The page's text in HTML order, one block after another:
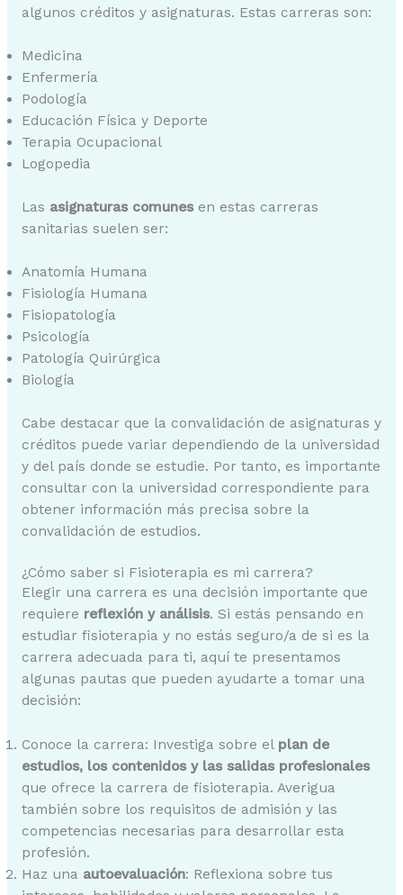
algunos créditos y asignaturas. Estas carreras son:
Medicina
Enfermería
Podología
Educación Física y Deporte
Terapia Ocupacional
Logopedia
Las asignaturas comunesen estas carreras
sanitarias suelen ser:
Anatomía Humana
Fisiología Humana
Fisiopatología
Psicología
Patología Quirúrgica
Biología
Cabe destacar que la convalidación de asignaturas y
créditos puede variar dependiendo de la universidad
y del país donde se estudie. Por tanto, es importante
consultar con la universidad correspondiente para
obtener información más precisa sobre la
convalidación de estudios.
¿Cómo saber si Fisioterapia es mi carrera?
Elegir una carrera es una decisión importante que
requiere reflexión y análisis. Si estás pensando en
estudiar fisioterapia y no estás seguro/a de si es la
carrera adecuada para ti, aquí te presentamos
algunas pautas que pueden ayudarte a tomar una
decisión:
Conoce la carrera: Investiga sobre el plan de
estudios, los contenidos y las salidas profesionales
que ofrece la carrera de fisioterapia. Averigua
también sobre los requisitos de admisión y las
competencias necesarias para desarrollar esta
profesión.
Haz una autoevaluación: Reflexiona sobre tus